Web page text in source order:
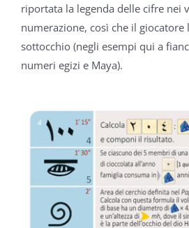
riportata la legenda delle cifre nei
numerazione, così che il giocatore
sottocchio (negli esempi qui a
numeri egizi e Maya).